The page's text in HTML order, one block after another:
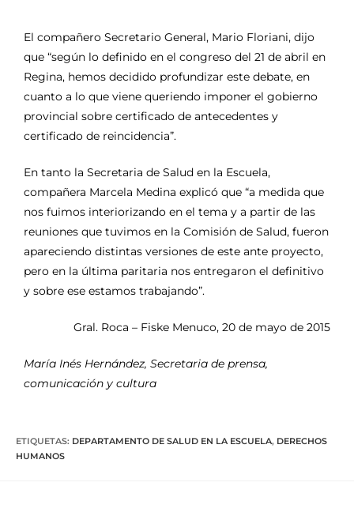
El compañero Secretario General, Mario Floriani, dijo
que “según lo definido en el congreso del 21 de abril en
Regina, hemos decidido profundizar este debate, en
cuanto a lo que viene queriendo imponer el gobierno
provincial sobre certificado de antecedentes y
certificado de reincidencia”.
En tanto la Secretaria de Salud en la Escuela,
compañera Marcela Medina explicó que “a medida que
nos fuimos interiorizando en el tema y a partir de las
reuniones que tuvimos en la Comisión de Salud, fueron
apareciendo distintas versiones de este ante proyecto,
pero en la última paritaria nos entregaron el definitivo
y sobre ese estamos trabajando”.
Gral. Roca – Fiske Menuco, 20 de mayo de 2015
María Inés Hernández, Secretaria de prensa,
comunicación y cultura
ETIQUETAS: DEPARTAMENTO DE SALUD EN LA ESCUELA, DERECHOS
HUMANOS